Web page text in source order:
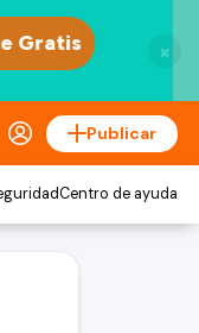
×
Publicar
Centro de ayuda